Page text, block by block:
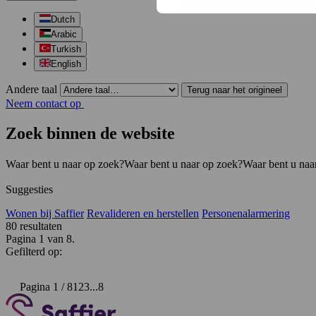
Dutch
Arabic
Turkish
English
Andere taal Terug naar het origineel
Neem contact op
Zoek binnen de website
Waar bent u naar op zoek?Waar bent u naar op zoek?Waar bent u
Suggesties
Wonen bij Saffier Revalideren en herstellen Personenalarmering
80 resultaten
Pagina 1 van 8.
Gefilterd op:
Pagina 1 / 81 23...8